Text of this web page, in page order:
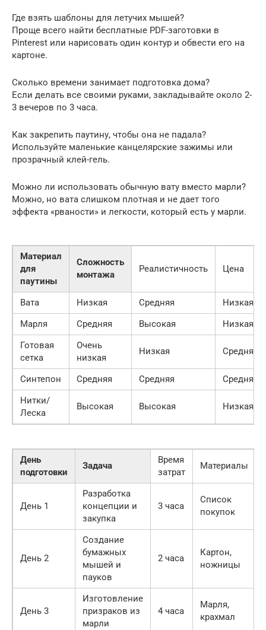
Где взять шаблоны для летучих мышей?
Проще всего найти бесплатные PDF-заготовки в
Pinterest или нарисовать один контур и обвести его на
картоне.
Сколько времени занимает подготовка дома?
Если делать все своими руками, закладывайте около 2-
3 вечеров по 3 часа.
Как закрепить паутину, чтобы она не падала?
Используйте маленькие канцелярские зажимы или
прозрачный клей-гель.
Можно ли использовать обычную вату вместо марли?
Можно, но вата слишком плотная и не дает того
эффекта «рваности» и легкости, который есть у марли.
Материал
для
паутины
Сложность
монтажа
Реалистичность Цена
Вата Низкая Средняя
Низкая
Марля
Средняя Высокая
Низкая
Готовая
сетка
Очень
низкая
Низкая Средняя
Синтепон Средняя Средняя
Средняя
Нитки/
Леска
Высокая Высокая Низкая
День
подготовки
Задача
Время
затрат
Материалы
День 1
Разработка
концепции и
закупка
3 часа
Список
покупок
День 2
Создание
бумажных
мышей и
пауков
2 часа
Картон,
ножницы
День 3
Изготовление
призраков из
марли
4 часа
Марля,
крахмал